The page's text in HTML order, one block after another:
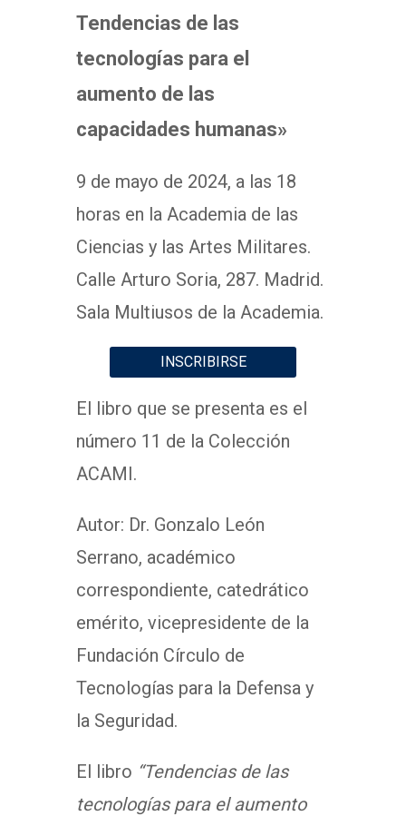
Tendencias de las
tecnologías para el
aumento de las
capacidades humanas»
9 de mayo de 2024, a las 18
horas en la Academia de las
Ciencias y las Artes Militares.
Calle Arturo Soria, 287. Madrid.
Sala Multiusos de la Academia.
INSCRIBIRSE
El libro que se presenta es el
número 11 de la Colección
ACAMI.
Autor: Dr. Gonzalo León
Serrano, académico
correspondiente, catedrático
emérito, vicepresidente de la
Fundación Círculo de
Tecnologías para la Defensa y
la Seguridad.
El libro “Tendencias de las
tecnologías para el aumento